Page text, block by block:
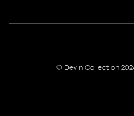
© Devin Collection